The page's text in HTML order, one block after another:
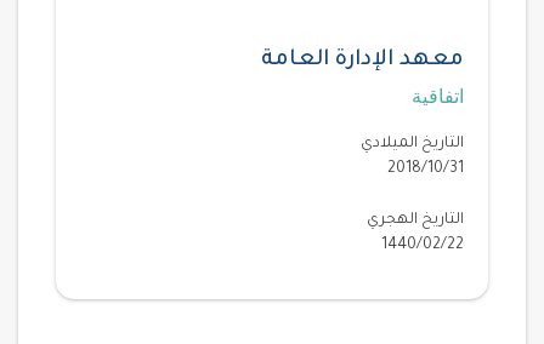
معهد الإدارة العامة
التاريخ الميلادي
2018/10/31
التاريخ الهجري
1440/02/22